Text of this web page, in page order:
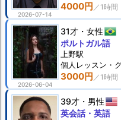
2026-07-14
4000円
2026-06-04
31才 女性
3000円
ポルトガル語
上野駅
個人 レッスン ・
39才 男性
英会話・英語